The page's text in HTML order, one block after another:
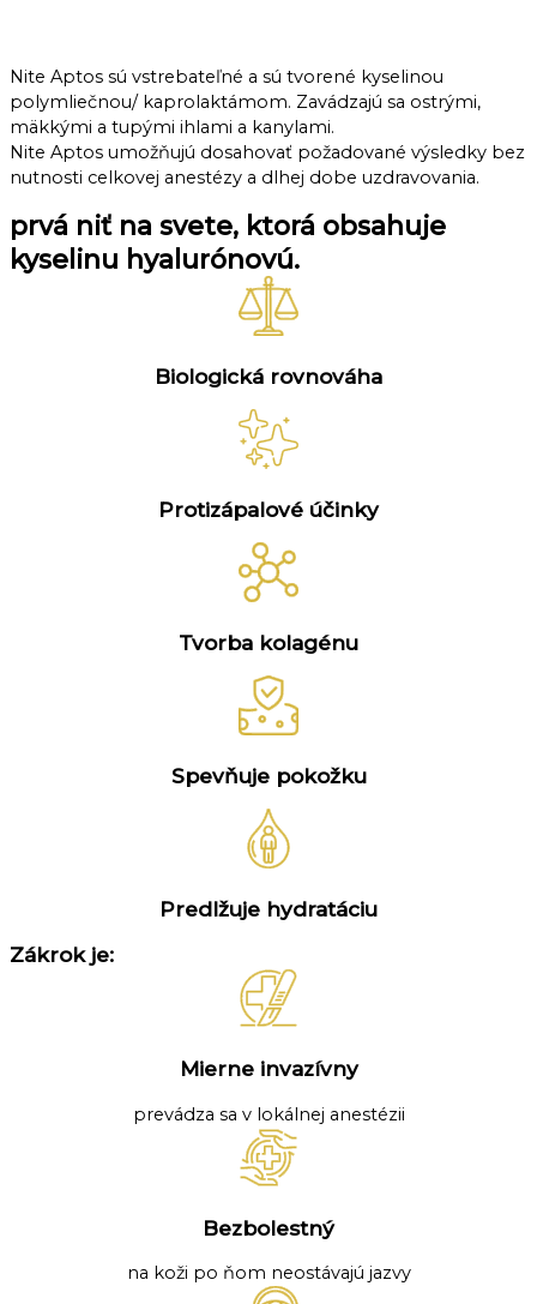
Nite Aptos sú vstrebateľné a sú tvorené kyselinou
polymliečnou/ kaprolaktámom. Zavádzajú sa ostrými,
mäkkými a tupými ihlami a kanylami.
Nite Aptos umožňujú dosahovať požadované výsledky bez
nutnosti celkovej anestézy a dlhej dobe uzdravovania.
prvá niť na svete, ktorá obsahuje
kyselinu hyalurónovú.
Biologická rovnováha
Protizápalové účinky
Tvorba kolagénu
Spevňuje pokožku
Predlžuje hydratáciu
Zákrok je:
Mierne invazívny
prevádza sa v lokálnej anestézii
Bezbolestný
na koži po ňom neostávajú jazvy